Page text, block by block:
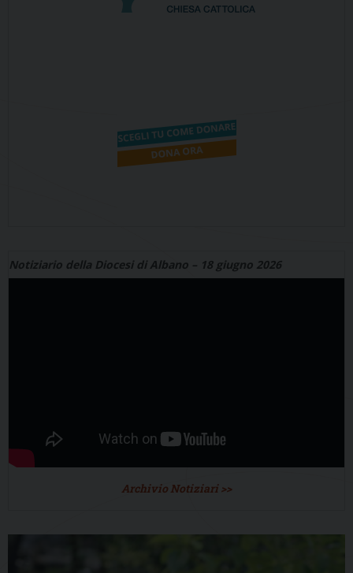
Notiziario della Diocesi di Albano – 18 giugno 2026
Archivio Notiziari >>